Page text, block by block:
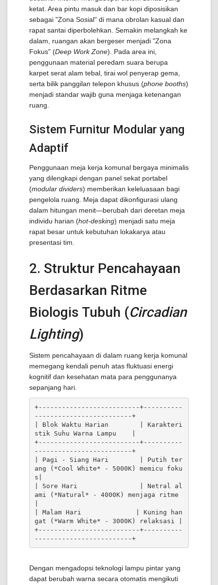
ketat. Area pintu masuk dan bar kopi diposisikan
sebagai "Zona Sosial" di mana obrolan kasual dan
rapat santai diperbolehkan. Semakin melangkah ke
dalam, ruangan akan bergeser menjadi "Zona
Fokus" (Deep Work Zone). Pada area ini,
penggunaan material peredam suara berupa
karpet serat alam tebal, tirai wol penyerap gema,
serta bilik panggilan telepon khusus (phone booths)
menjadi standar wajib guna menjaga ketenangan
ruang.
Sistem Furnitur Modular yang
Adaptif
Penggunaan meja kerja komunal bergaya minimalis
yang dilengkapi dengan panel sekat portabel
(modular dividers) memberikan keleluasaan bagi
pengelola ruang. Meja dapat dikonfigurasi ulang
dalam hitungan menit—berubah dari deretan meja
individu harian (hot-desking) menjadi satu meja
rapat besar untuk kebutuhan lokakarya atau
presentasi tim.
2. Struktur Pencahayaan
Berdasarkan Ritme
Biologis Tubuh (Circadian
Lighting)
Sistem pencahayaan di dalam ruang kerja komunal
memegang kendali penuh atas fluktuasi energi
kognitif dan kesehatan mata para penggunanya
sepanjang hari.
+--------------------------+----------
-------------------------+
| Blok Waktu Harian        | Karakteri
stik Suhu Warna Lampu    |
+--------------------------+----------
-------------------------+
| Pagi - Siang Hari        | Putih ter
ang (*Cool White* - 5000K) memicu foku
s|
| Sore Hari                | Netral al
ami (*Natural* - 4000K) menjaga ritme
| Malam Hari              | Kuning han
gat (*Warm White* - 3000K) relaksasi |
+--------------------------+----------
-------------------------+
Dengan mengadopsi teknologi lampu pintar yang
dapat berubah warna secara otomatis mengikuti